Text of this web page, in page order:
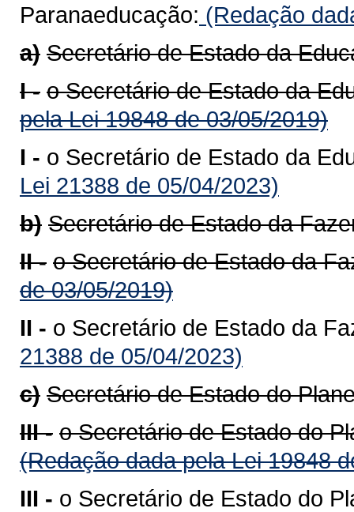
Paranaeducação: (Redação
a) Secretário de Estado da
I - o Secretário de Estado da
pela Lei 19848 de 03/05/2019)
I - o Secretário de Estado da
Lei 21388 de 05/04/2023)
b) Secretário de Estado da
II - o Secretário de Estado da
de 03/05/2019)
II - o Secretário de Estado da
21388 de 05/04/2023)
c) Secretário de Estado do
III - o Secretário de Estado do
(Redação dada pela Lei 19848
III - o Secretário de Estado do